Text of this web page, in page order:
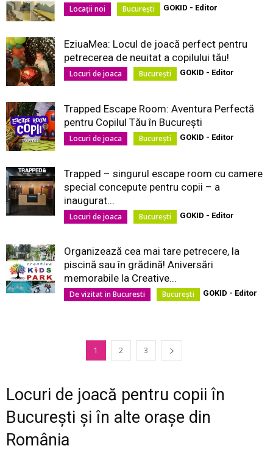
Locaţii noi București GOKID - Editor
EziuaMea: Locul de joacă perfect pentru
petrecerea de neuitat a copilului tău!
Locuri de joaca București GOKID - Editor
Trapped Escape Room: Aventura Perfectă
pentru Copilul Tău în București
Locuri de joaca București GOKID - Editor
Trapped – singurul escape room cu camere
special concepute pentru copii – a
inaugurat...
Locuri de joaca București GOKID - Editor
Organizează cea mai tare petrecere, la
piscină sau în grădină! Aniversări
memorabile la Creative...
De vizitat in Bucuresti București GOKID - Editor
1 2 3
Locuri de joacă pentru copii în
București și în alte orașe din
România